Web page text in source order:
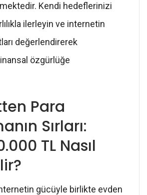
Kendi hedeflerinizi
ilerleyin ve internetin
değerlendirerek
özgürlüğe
Para
Sırları:
TL Nasıl
gücüyle birlikte evden